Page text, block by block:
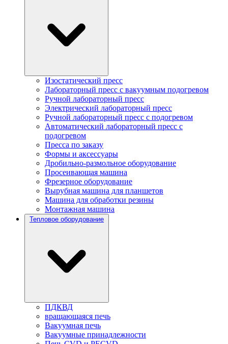
Изостатический пресс
Лабораторный пресс с вакуумным подогревом
Ручной лабораторный пресс
Электрический лабораторный пресс
Ручной лабораторный пресс с подогревом
Автоматический лабораторный пресс с
подогревом
Пресса по заказу
Формы и аксессуары
Дробильно-размольное оборудование
Просеивающая машина
Фрезерное оборудование
Вырубная машина для планшетов
Машина для обработки резины
Монтажная машина
Тепловое оборудование
ПДКВД
вращающаяся печь
Вакуумная печь
Вакуумные принадлежности